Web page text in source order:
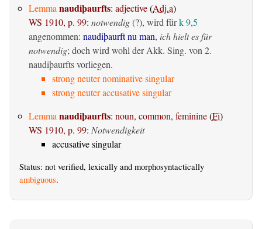
Lemma naudiþaurfts: adjective(Adj.a)
WS 1910, p. 99: notwendig(?), wird fürk 9,5
angenommen: naudiþaurft nu man, ich hielt es für
notwendig; doch wird wohl der Akk. Sing. von 2.
naudiþaurfts vorliegen.
strong neuter nominative singular
strong neuter accusative singular
Lemma naudiþaurfts: noun, common, feminine(Fi)
WS 1910, p. 99: Notwendigkeit
accusative singular
Status: not verified, lexically and morphosyntactically
ambiguous.